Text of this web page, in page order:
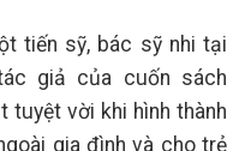
tiến sỹ, bác sỹ nhi tại
giả của cuốn sách
tuyệt vời khi hình thành
gia đình và cho trẻ